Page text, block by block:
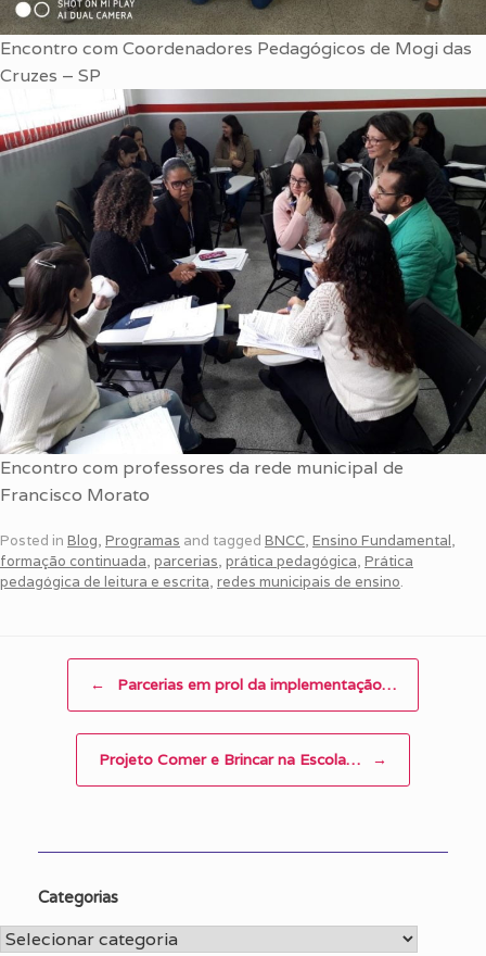
Encontro com Coordenadores Pedagógicos de Mogi das
Cruzes – SP
Encontro com professores da rede municipal de
Francisco Morato
Posted in Blog, Programas and tagged BNCC, Ensino Fundamental,
formação continuada, parcerias, prática pedagógica, Prática
pedagógica de leitura e escrita, redes municipais de ensino.
Post navigation
← Parcerias em prol da implementação…
Projeto Comer e Brincar na Escola… →
Categorias
Categorias